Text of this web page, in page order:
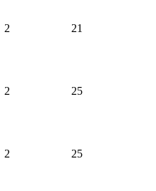
2 21
2 25
2 25